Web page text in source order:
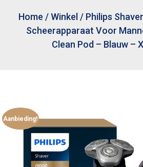
Home /Winkel / Philips
Scheerapparaat Voor
Clean Pod – Blauw –
Aanbieding!